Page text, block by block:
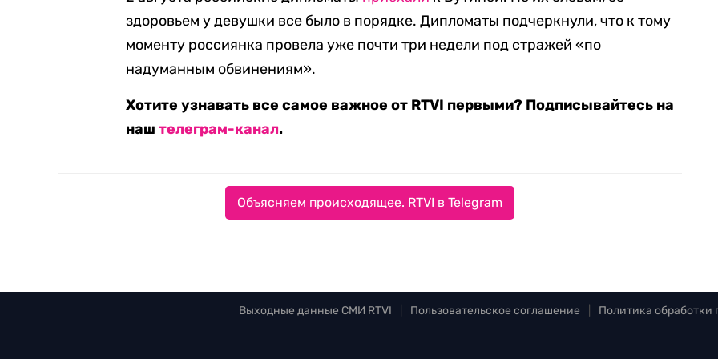
здоровьем у девушки все было в порядке. Дипломаты подчеркнули, что к тому
моменту россиянка провела уже почти три недели под стражей «по
надуманным обвинениям».
Хотите узнавать все самое важное от RTVI первыми? Подписывайтесь на
наштелеграм-канал.
Объясняем происходящее. RTVI в Telegram
Выходные данные СМИ RTVI Пользовательское соглашение Политика